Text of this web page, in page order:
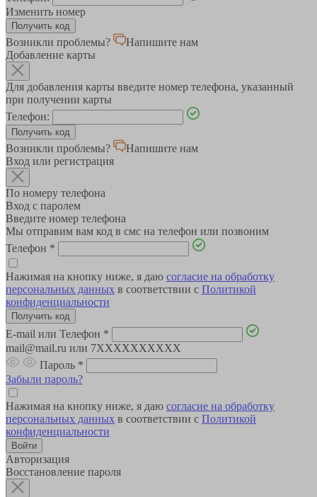
Изменить номер
Возникли проблемы?
Напишите нам
Добавление карты
Для добавления карты введите номер телефона, указанный
при получении карты
Телефон:
Возникли проблемы?
Напишите нам
Вход или регистрация
По номеру телефона
Вход с паролем
Введите номер телефона
Мы отправим вам код в смс на телефон или позвоним
Телефон *
Нажимая на кнопку ниже, я даю согласие на обработку
персональных данных в соответствии с Политикой
конфиденциальности
E-mail или Телефон *
mail@mail.ru или 7XXXXXXXXXX
Пароль *
Забыли пароль?
Нажимая на кнопку ниже, я даю согласие на обработку
персональных данных в соответствии с Политикой
конфиденциальности
Авторизация
Восстановление пароля